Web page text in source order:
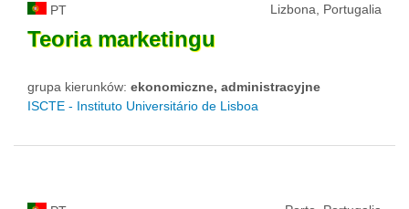
PT Lizbona, Portugalia
Teoria marketingu
grupa kierunków: ekonomiczne, administracyjne
ISCTE - Instituto Universitário de Lisboa